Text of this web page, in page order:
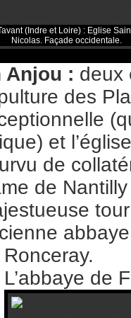
(Indre et Loire) : Eglise
Nicolas. Façade occidentale.
Anjou : deux
des
et
de
de
L’abbaye de